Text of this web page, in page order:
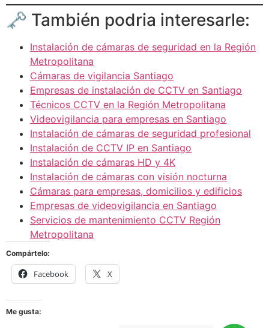
🗝 También podria interesarle:
Instalación de cámaras de seguridad en la Región
Metropolitana
Cámaras de vigilancia Santiago
Empresas de instalación de CCTV en Santiago
Técnicos CCTV en la Región Metropolitana
Videovigilancia para empresas en Santiago
Instalación de cámaras de seguridad profesional
Instalación de CCTV IP en Santiago
Instalación de cámaras HD y 4K
Instalación de cámaras con visión nocturna
Cámaras para empresas, domicilios y edificios
Empresas de videovigilancia en Santiago
Servicios de mantenimiento CCTV Región
Metropolitana
Compártelo:
Facebook X
Me gusta: